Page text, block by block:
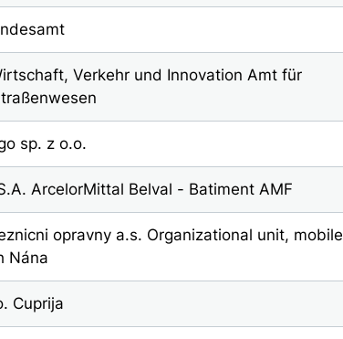
Verkehr und Innovation Amt für
sp. z o.o.
ArcelorMittal Belval - Batiment AMF
opravny a.s. Organizational unit, mobile
Nána
Cuprija